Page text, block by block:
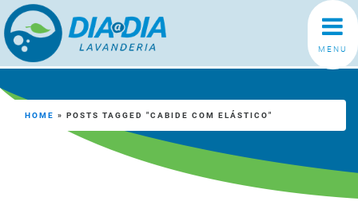
MENU
HOME » POSTS TAGGED "CABIDE COM ELÁSTICO"